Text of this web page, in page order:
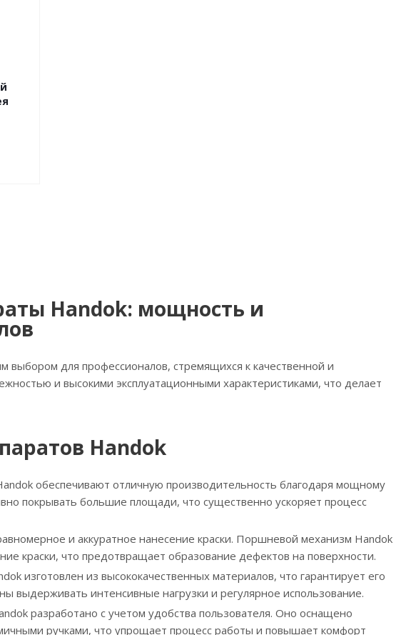
Handok: мощность и
для профессионалов, стремящихся к качественной и
и высокими эксплуатационными характеристиками, что делает
Handok
обеспечивают отличную производительность благодаря мощному
покрывать большие площади, что существенно ускоряет процесс
и аккуратное нанесение краски. Поршневой механизм Handok
краски, что предотвращает образование дефектов на поверхности.
изготовлен из высококачественных материалов, что гарантирует его
выдерживать интенсивные нагрузки и регулярное использование.
разработано с учетом удобства пользователя. Оно оснащено
ручками, что упрощает процесс работы и повышает комфорт